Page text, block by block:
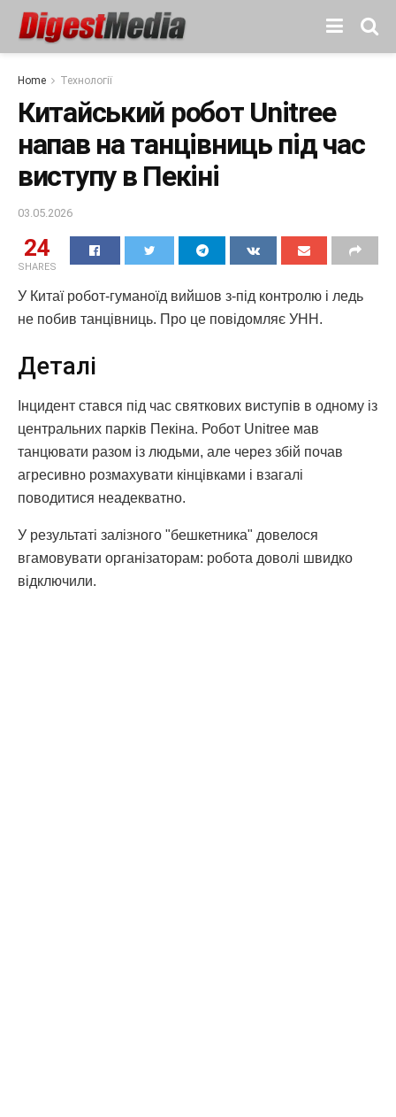
Home Технології
Китайський робот Unitree
напав на танцівниць під час
виступу в Пекіні
03.05.2026
24
SHARES
У Китаї робот-гуманоїд вийшов з-під контролю і ледь
не побив танцівниць. Про це повідомляє УНН.
Деталі
Інцидент стався під час святкових виступів в одному із
центральних парків Пекіна. Робот Unitree мав
танцювати разом із людьми, але через збій почав
агресивно розмахувати кінцівками і взагалі
поводитися неадекватно.
У результаті залізного "бешкетника" довелося
вгамовувати організаторам: робота доволі швидко
відключили.